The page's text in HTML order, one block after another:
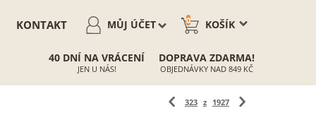
KOŠÍK
0
MŮJ ÚČET
KONTAKT
40 DNÍ NA VRÁCENÍ
JEN U NÁS!
DOPRAVA ZDARMA!
OBJEDNÁVKY NAD 849 KČ
323 z 1927